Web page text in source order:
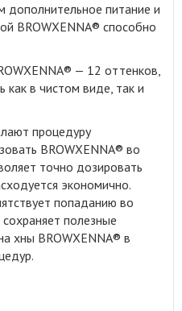
дополнительное питание и
BROWXENNA® способно
— 12 оттенков,
в чистом виде, так и
процедуру
BROWXENNA® во
точно дозировать
экономично.
попаданию во
полезные
хны BROWXENNA® в